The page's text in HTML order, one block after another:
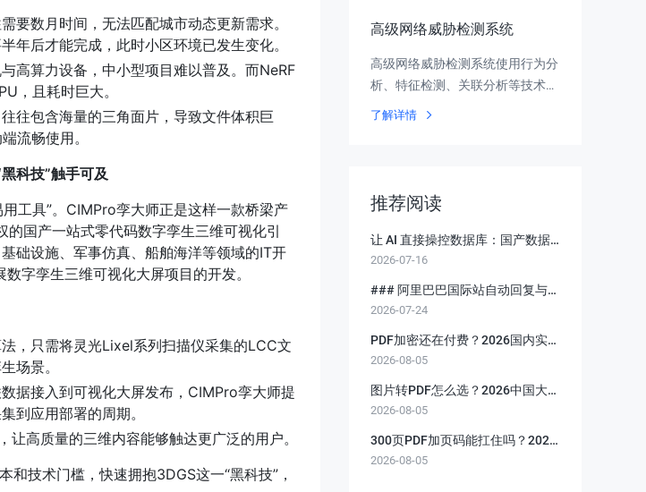
要数月时间，无法匹配城市动态更新需求。
年后才能完成，此时小区环境已发生变化。
高算力设备，中小型项目难以普及。而NeRF
，且耗时巨大。
往包含海量的三角面片，导致文件体积巨
流畅使用。
科技”触手可及
工具”。CIMPro孪大师正是这样一款桥梁产
国产一站式零代码数字孪生三维可视化引
础设施、军事仿真、船舶海洋等领域的IT开
字孪生三维可视化大屏项目的开发。
，只需将灵光Lixel系列扫描仪采集的LCC文
场景。
据接入到可视化大屏发布，CIMPro孪大师提
到应用部署的周期。
让高质量的三维内容能够触达更广泛的用户。
技术门槛，快速拥抱3DGS这一“黑科技”，
高级网络威胁检测系统
高级网络威胁检测系统使用行为分
析、特征检测、关联分析等技术检
测网络威胁
了解详情
推荐阅读
让 AI 直接操控数据库：国产数据
库 MCP Server 从入门到实战
2026-07-16
### 阿里巴巴国际站自动回复与客
服系统：多语言询
2026-07-24
PDF加密还在付费？2026国内实
测，两款国产随便选
2026-08-05
图片转PDF怎么选？2026中国大陆
免费工具实测
2026-08-05
300页PDF加页码能扛住吗？2026
国内实测
2026-08-05